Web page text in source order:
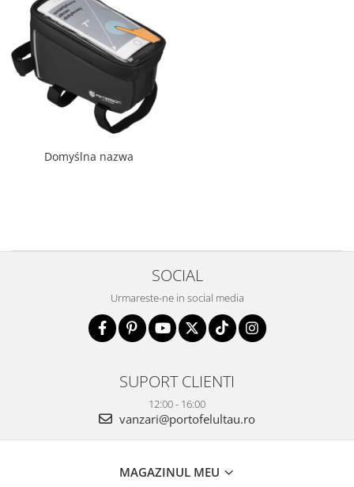
Domyślna nazwa
SOCIAL
Urmareste-ne in social media
SUPORT CLIENTI
12:00 - 16:00
vanzari@portofelultau.ro
MAGAZINUL MEU